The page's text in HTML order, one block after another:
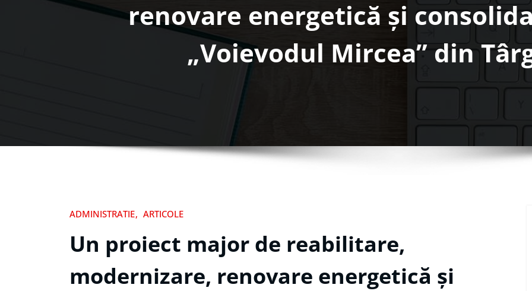
renovare energetică și
„Voievodul Mircea” din
ADMINISTRATIE ARTICOLE
Un proiect major de reabilitare,
modernizare, renovare energetică și